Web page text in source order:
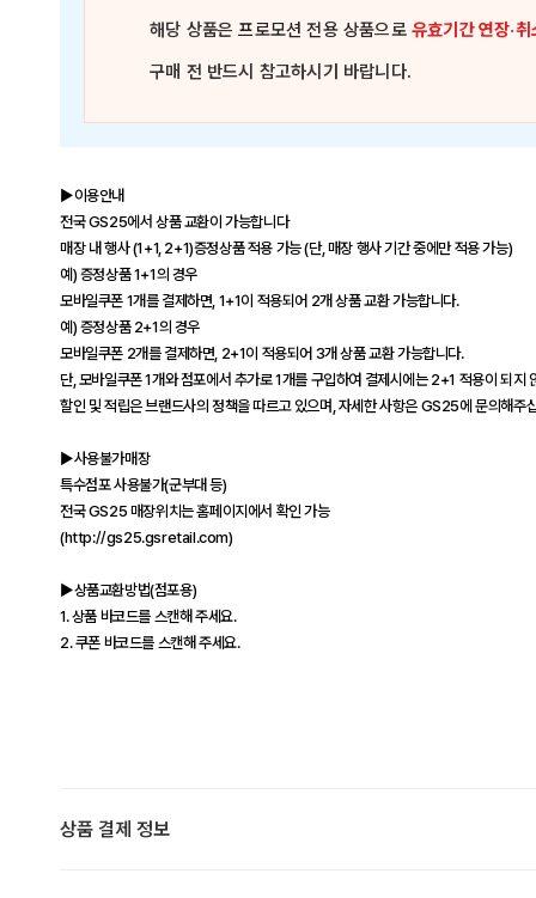
해당 상품은프로모션 전용 상품으로유효기간 연장·
구매 전 반드시 참고하시기 바랍니다.
▶이용안내
전국 GS25에서 상품 교환이 가능합니다
매장 내 행사 (1+1, 2+1)증정상품 적용 가능 (단, 매장 행사 기간 중에만 적용 가능)
예) 증정상품 1+1의 경우
모바일쿠폰 1개를 결제하면, 1+1이 적용되어 2개 상품 교환 가능합니다.
예) 증정상품 2+1의 경우
모바일쿠폰 2개를 결제하면, 2+1이 적용되어 3개 상품 교환 가능합니다.
단, 모바일쿠폰 1개와 점포에서 추가로 1개를 구입하여 결제시에는 2+1 적용이 되지
할인 및 적립은 브랜드사의 정책을 따르고 있으며, 자세한 사항은 GS25에 문의해주
▶사용불가매장
특수점포 사용불가(군부대 등)
전국 GS25 매장위치는 홈페이지에서 확인 가능
(http://gs25.gsretail.com)
▶상품교환방법(점포용)
1. 상품 바코드를 스캔해 주세요.
2. 쿠폰 바코드를 스캔해 주세요.
상품 결제 정보